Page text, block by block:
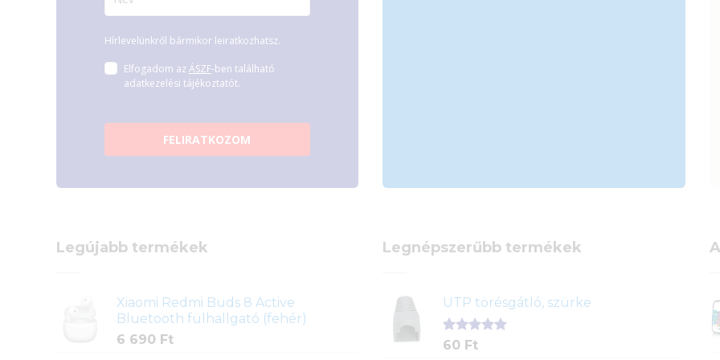
Hírlevelünkről bármikor leiratkozhatsz.
Elfogadom az ÁSZF-ben található
adatkezelési tájékoztatót.
FELIRATKOZOM
Legújabb termékek
Xiaomi Redmi Buds 8 Active
Bluetooth fülhallgató (fehér)
6 690 Ft
Legnépszerűbb termékek
UTP törésgátló, szürke
Értékelés
1
60 Ft